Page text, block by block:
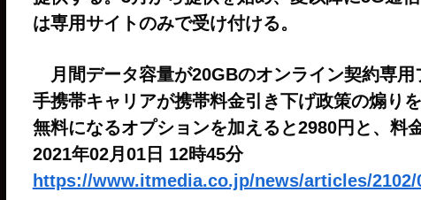
は専用サイトのみで受け付ける。
月間データ容量が20GBのオンライン契約専
手携帯キャリアが携帯料金引き下げ政策の煽り
無料になるオプションを加えると2980円と、料
2021年02月01日 12時45分
https://www.itmedia.co.jp/news/articles/2102/